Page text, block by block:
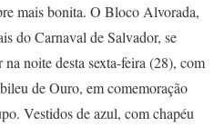
mais bonita. O Bloco Alvorada,
do Carnaval de Salvador, se
noite desta sexta-feira (28), com
de Ouro, em comemoração
Vestidos de azul, com chapéu